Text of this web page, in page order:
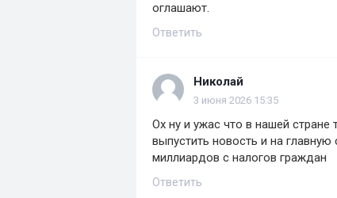
оглашают.
Ответить
Николай
3 июня 2026 15:35
Ох ну и ужас что в нашей стране
выпустить новость и на
миллиардов с налогов граждан
Ответить